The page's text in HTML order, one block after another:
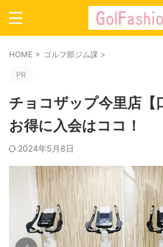
HOME > ゴルフ部ジム課 >
PR
チョコザップ今里店【
お得に入会はココ！
2024年5月8日